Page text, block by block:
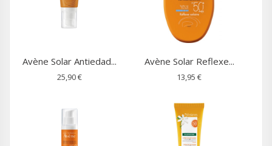
Avène Solar Antiedad...
25,90 €
Avène Solar Reflexe...
13,95 €